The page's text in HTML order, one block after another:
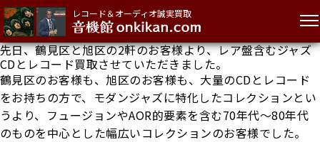
レコード＆オーディオ誠実買取
先日、鶴見区と旭区の2軒のお客様より、レア盤含むジャズ
CDとレコード買取させていただきました。
鶴見区のお客様も、旭区のお客様も、大量のCDとレコード
をお持ちの方で、モダンジャズに特化したコレクションとい
うより、フュージョンやAOR的要素を含む70年代～80年代
のものを中心とした幅広いコレクションのお客様でした。